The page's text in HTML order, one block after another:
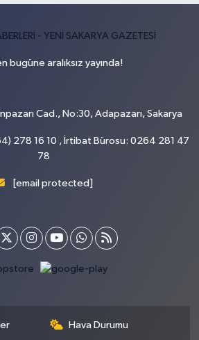
bugüne aralıksız yayında!
Cad., No:30, Adapazarı, Sakarya
278 16 10 , İrtibat Bürosu: 0264 281 47
78
[email protected]
Hava Durumu